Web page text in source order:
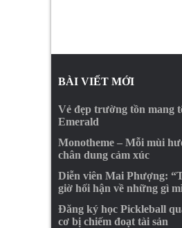
BÀI VIẾT MỚI
Vẻ đẹp trường tồn mang
Emerald
Monotheme – Mỗi mùi
chân dung cảm xúc
Diễn viên Mai Phượng:
giờ hối hận về những gì
Đăng ký học Pickleball
cơ bị chiếm đoạt tài sản